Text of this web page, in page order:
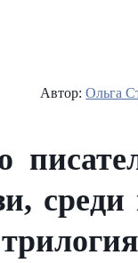
Автор: Ольга